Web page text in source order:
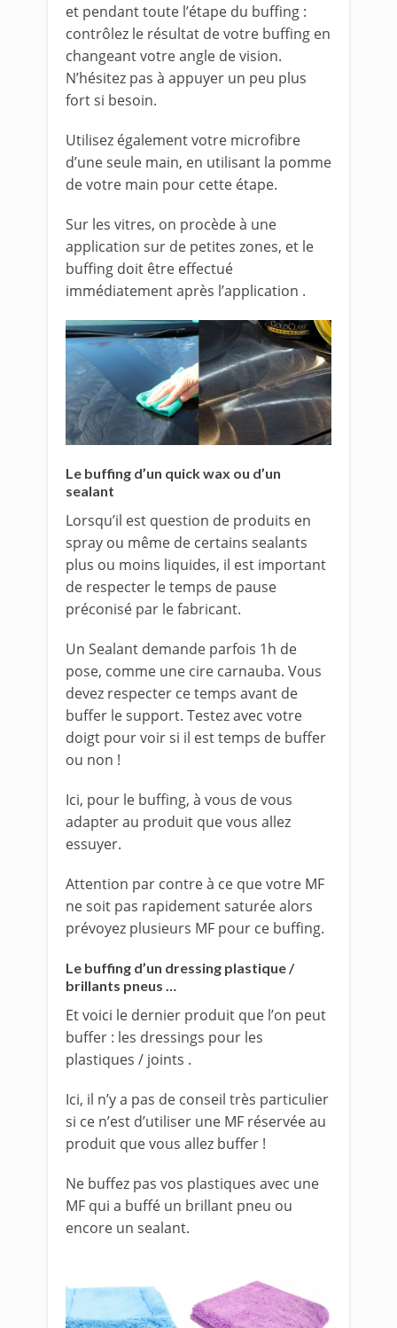
et pendant toute l’étape du buffing :
contrôlez le résultat de votre buffing en
changeant votre angle de vision.
N’hésitez pas à appuyer un peu plus
fort si besoin.
Utilisez également votre microfibre
d’une seule main, en utilisant la pomme
de votre main pour cette étape.
Sur les vitres, on procède à une
application sur de petites zones, et le
buffing doit être effectué
immédiatement après l’application .
Le buffing d’un quick wax ou d’un
sealant
Lorsqu’il est question de produits en
spray ou même de certains sealants
plus ou moins liquides, il est important
de respecter le temps de pause
préconisé par le fabricant.
Un Sealant demande parfois 1h de
pose, comme une cire carnauba. Vous
devez respecter ce temps avant de
buffer le support. Testez avec votre
doigt pour voir si il est temps de buffer
ou non !
Ici, pour le buffing, à vous de vous
adapter au produit que vous allez
essuyer.
Attention par contre à ce que votre MF
ne soit pas rapidement saturée alors
prévoyez plusieurs MF pour ce buffing.
Le buffing d’un dressing plastique /
brillants pneus …
Et voici le dernier produit que l’on peut
buffer : les dressings pour les
plastiques / joints .
Ici, il n’y a pas de conseil très particulier
si ce n’est d’utiliser une MF réservée au
produit que vous allez buffer !
Ne buffez pas vos plastiques avec une
MF qui a buffé un brillant pneu ou
encore un sealant.